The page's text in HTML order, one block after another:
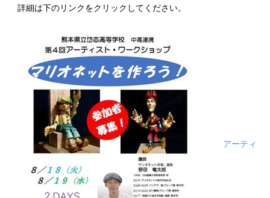
詳細は下のリンクをクリックしてください。
アーティ